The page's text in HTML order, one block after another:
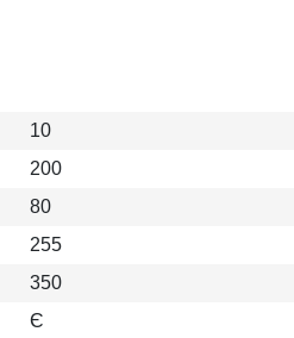
10
200
80
255
350
Є